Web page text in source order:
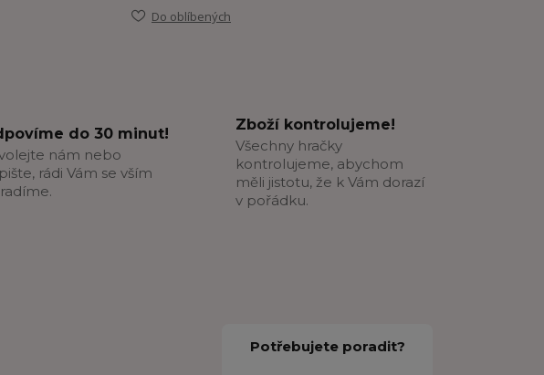
Do oblíbených
do 30 minut!
nám nebo
rádi Vám se vším
Zboží kontrolujeme!
Všechny hračky
kontrolujeme, abychom
měli jistotu, že k Vám dorazí
v pořádku.
Potřebujete poradit?